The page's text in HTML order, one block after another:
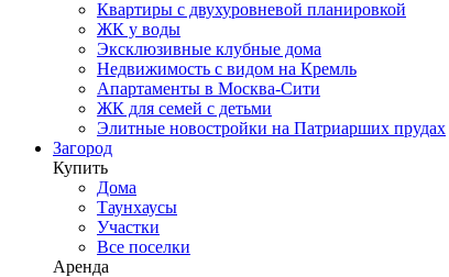
Квартиры с двухуровневой планировкой
ЖК у воды
Эксклюзивные клубные дома
Недвижимость с видом на Кремль
Апартаменты в Москва-Сити
ЖК для семей с детьми
Элитные новостройки на Патриарших прудах
Загород
Купить
Дома
Таунхаусы
Участки
Все поселки
Аренда